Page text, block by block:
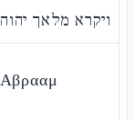
ויקרא מלאך
Αβρααμ